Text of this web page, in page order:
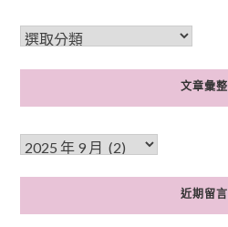
文章彙整
近期留言